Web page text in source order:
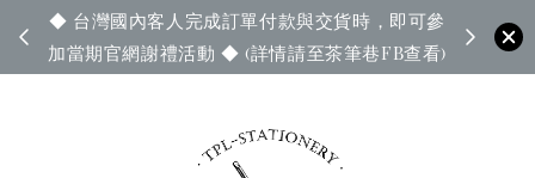
◆ 台灣國內客人完成訂單付款與交貨時，即可參
加當期官網謝禮活動 ◆ (詳情請至茶筆巷FB查看)
◆ 官